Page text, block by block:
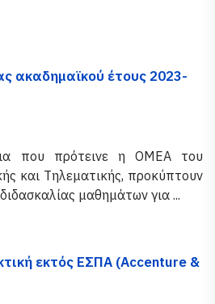
ακαδημαϊκού έτους 2023-
που πρότεινε η ΟΜΕΑ του
και Τηλεματικής, προκύπτουν
μαθημάτων για ...
εκτός ΕΣΠΑ (Accenture &